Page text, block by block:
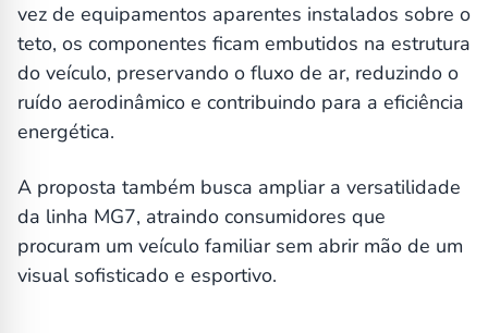
vez de equipamentos aparentes instalados sobre o
teto, os componentes ficam embutidos na estrutura
do veículo, preservando o fluxo de ar, reduzindo o
ruído aerodinâmico e contribuindo para a eficiência
energética.
A proposta também busca ampliar a versatilidade
da linha MG7, atraindo consumidores que
procuram um veículo familiar sem abrir mão de um
visual sofisticado e esportivo.